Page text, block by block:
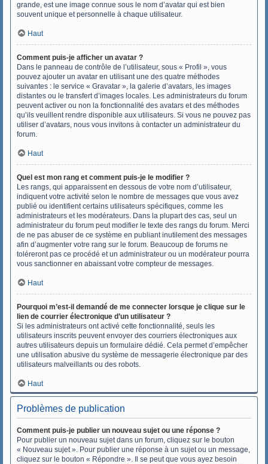
grande, est une image connue sous le nom d’avatar qui est bien
souvent unique et personnelle à chaque utilisateur.
Haut
Comment puis-je afficher un avatar ?
Dans le panneau de contrôle de l’utilisateur, sous « Profil », vous
pouvez ajouter un avatar en utilisant une des quatre méthodes
suivantes : le service « Gravatar », la galerie d’avatars, les images
distantes ou le transfert d’images locales. Les administrateurs du forum
peuvent activer ou non la fonctionnalité des avatars et des méthodes
qu’ils veuillent rendre disponible aux utilisateurs. Si vous ne pouvez pas
utiliser d’avatars, nous vous invitons à contacter un administrateur du
forum.
Haut
Quel est mon rang et comment puis-je le modifier ?
Les rangs, qui apparaissent en dessous de votre nom d’utilisateur,
indiquent votre activité selon le nombre de messages que vous avez
publié ou identifient certains utilisateurs spécifiques, comme les
administrateurs et les modérateurs. Dans la plupart des cas, seul un
administrateur du forum peut modifier le texte des rangs du forum. Merci
de ne pas abuser de ce système en publiant inutilement des messages
afin d’augmenter votre rang sur le forum. Beaucoup de forums ne
toléreront pas ce procédé et un administrateur ou un modérateur pourra
vous sanctionner en abaissant votre compteur de messages.
Haut
Pourquoi m’est-il demandé de me connecter lorsque je clique sur le
lien de courrier électronique d’un utilisateur ?
Si les administrateurs ont activé cette fonctionnalité, seuls les
utilisateurs inscrits peuvent envoyer des courriers électroniques aux
autres utilisateurs depuis un formulaire dédié. Cela permet d’empêcher
une utilisation abusive du système de messagerie électronique par des
utilisateurs malveillants ou des robots.
Haut
Problèmes de publication
Comment puis-je publier un nouveau sujet ou une réponse ?
Pour publier un nouveau sujet dans un forum, cliquez sur le bouton
« Nouveau sujet ». Pour publier une réponse à un sujet ou un message,
cliquez sur le bouton « Répondre ». Il se peut que vous ayez besoin